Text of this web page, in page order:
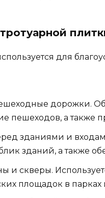
для
дорожки.
пешеходов, а также
зданиями и
зданий, а также
и скверы.
площадок в парках